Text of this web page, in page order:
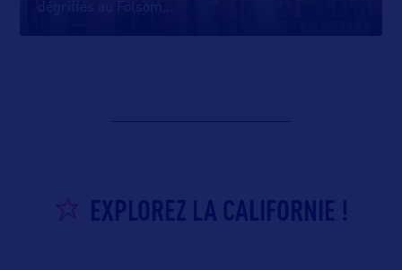
dégriffés au Folsom
EXPLOREZ LA CALIFORNIE !